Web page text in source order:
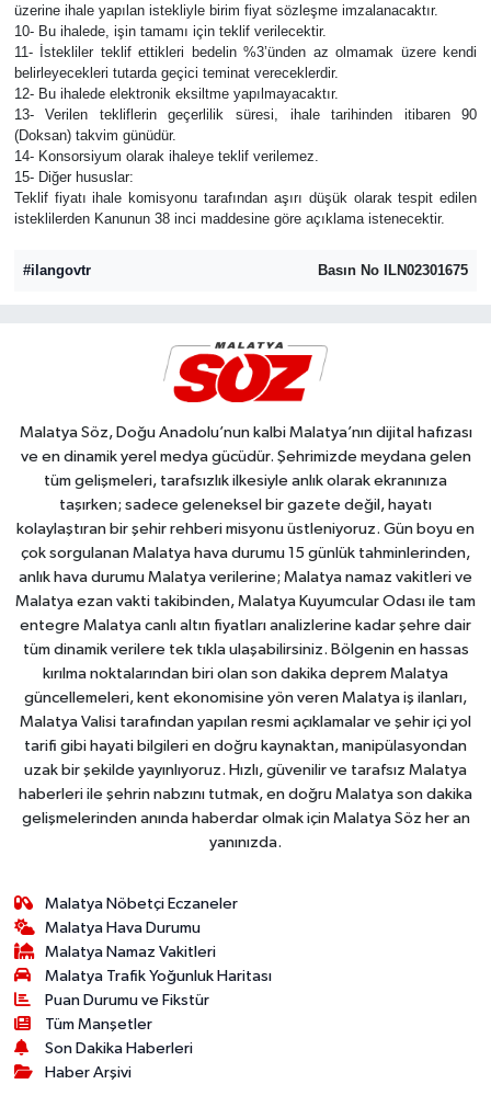
üzerine ihale yapılan istekliyle birim fiyat sözleşme imzalanacaktır.
10- Bu ihalede, işin tamamı için teklif verilecektir.
11- İstekliler teklif ettikleri bedelin %3’ünden az olmamak üzere kendi
belirleyecekleri tutarda geçici teminat vereceklerdir.
12- Bu ihalede elektronik eksiltme yapılmayacaktır.
13- Verilen tekliflerin geçerlilik süresi, ihale tarihinden itibaren 90
(Doksan) takvim günüdür.
14- Konsorsiyum olarak ihaleye teklif verilemez.
15- Diğer hususlar:
Teklif fiyatı ihale komisyonu tarafından aşırı düşük olarak tespit edilen
isteklilerden Kanunun 38 inci maddesine göre açıklama istenecektir.
#ilangovtr Basın No ILN02301675
Malatya Söz, Doğu Anadolu’nun kalbi Malatya’nın dijital hafızası
ve en dinamik yerel medya gücüdür. Şehrimizde meydana gelen
tüm gelişmeleri, tarafsızlık ilkesiyle anlık olarak ekranınıza
taşırken; sadece geleneksel bir gazete değil, hayatı
kolaylaştıran bir şehir rehberi misyonu üstleniyoruz. Gün boyu en
çok sorgulanan Malatya hava durumu 15 günlük tahminlerinden,
anlık hava durumu Malatya verilerine; Malatya namaz vakitleri ve
Malatya ezan vakti takibinden, Malatya Kuyumcular Odası ile tam
entegre Malatya canlı altın fiyatları analizlerine kadar şehre dair
tüm dinamik verilere tek tıkla ulaşabilirsiniz. Bölgenin en hassas
kırılma noktalarından biri olan son dakika deprem Malatya
güncellemeleri, kent ekonomisine yön veren Malatya iş ilanları,
Malatya Valisi tarafından yapılan resmi açıklamalar ve şehir içi yol
tarifi gibi hayati bilgileri en doğru kaynaktan, manipülasyondan
uzak bir şekilde yayınlıyoruz. Hızlı, güvenilir ve tarafsız Malatya
haberleri ile şehrin nabzını tutmak, en doğru Malatya son dakika
gelişmelerinden anında haberdar olmak için Malatya Söz her an
yanınızda.
Malatya Nöbetçi Eczaneler
Malatya Hava Durumu
Malatya Namaz Vakitleri
Malatya Trafik Yoğunluk Haritası
Puan Durumu ve Fikstür
Tüm Manşetler
Son Dakika Haberleri
Haber Arşivi